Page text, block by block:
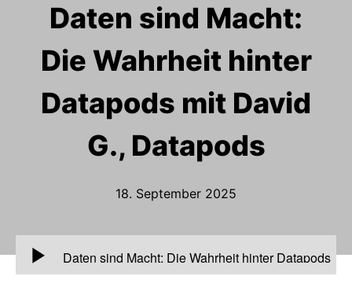
Daten sind Macht:
Die Wahrheit hinter
Datapods mit David
G., Datapods
18. September 2025
00:00
Daten sind Macht: Die Wahrheit hinter Datapods
mit David G., Datapods